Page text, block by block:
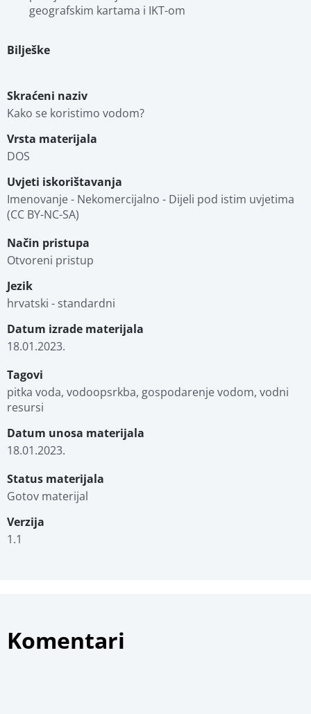
geografskim kartama i IKT-om
Bilješke
Skraćeni naziv
Kako se koristimo vodom?
Vrsta materijala
DOS
Uvjeti iskorištavanja
Imenovanje - Nekomercijalno - Dijeli pod istim uvjetima
(CC BY-NC-SA)
Način pristupa
Otvoreni pristup
Jezik
hrvatski - standardni
Datum izrade materijala
18.01.2023.
Tagovi
pitka voda, vodoopsrkba, gospodarenje vodom, vodni
resursi
Datum unosa materijala
18.01.2023.
Status materijala
Gotov materijal
Verzija
1.1
Komentari